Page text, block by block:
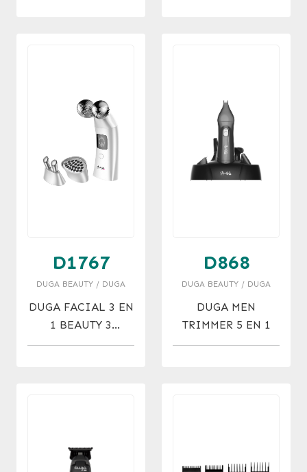
D1767
DUGA BEAUTY / DUGA
DUGA FACIAL 3 EN
1 BEAUTY 3
CABEZALES
D868
DUGA BEAUTY / DUGA
DUGA MEN
TRIMMER 5 EN 1